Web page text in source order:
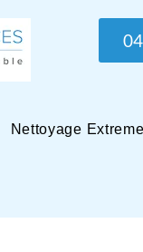
Nettoyage Extreme